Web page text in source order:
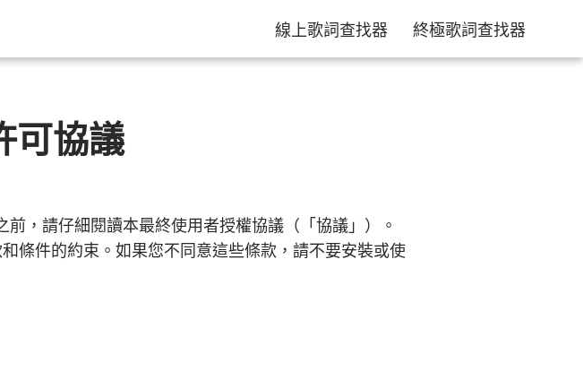
線上歌詞查找器 終極歌詞查找器
可協議
，請仔細閱讀本最終使用者授權協議（「協議」）。
條件的約束。如果您不同意這些條款，請不要安裝或使